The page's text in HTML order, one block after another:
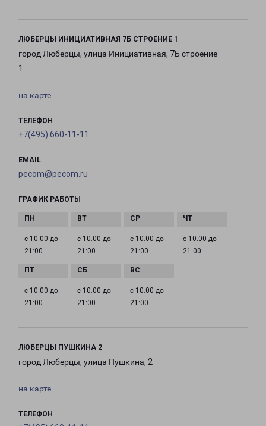
ЛЮБЕРЦЫ ИНИЦИАТИВНАЯ 7Б СТРОЕНИЕ 1
город Люберцы, улица Инициативная, 7Б строение
1
на карте
ТЕЛЕФОН
+7(495) 660-11-11
EMAIL
pecom@pecom.ru
ГРАФИК РАБОТЫ
с 10:00 до
21:00
с 10:00 до
21:00
с 10:00 до
21:00
с 10:00 до
21:00
с 10:00 до
21:00
с 10:00 до
21:00
с 10:00 до
21:00
ЛЮБЕРЦЫ ПУШКИНА 2
город Люберцы, улица Пушкина, 2
на карте
ТЕЛЕФОН